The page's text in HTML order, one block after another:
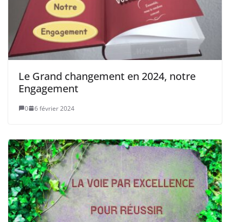
Le Grand changement en 2024, notre
Engagement
0 6 février 2024